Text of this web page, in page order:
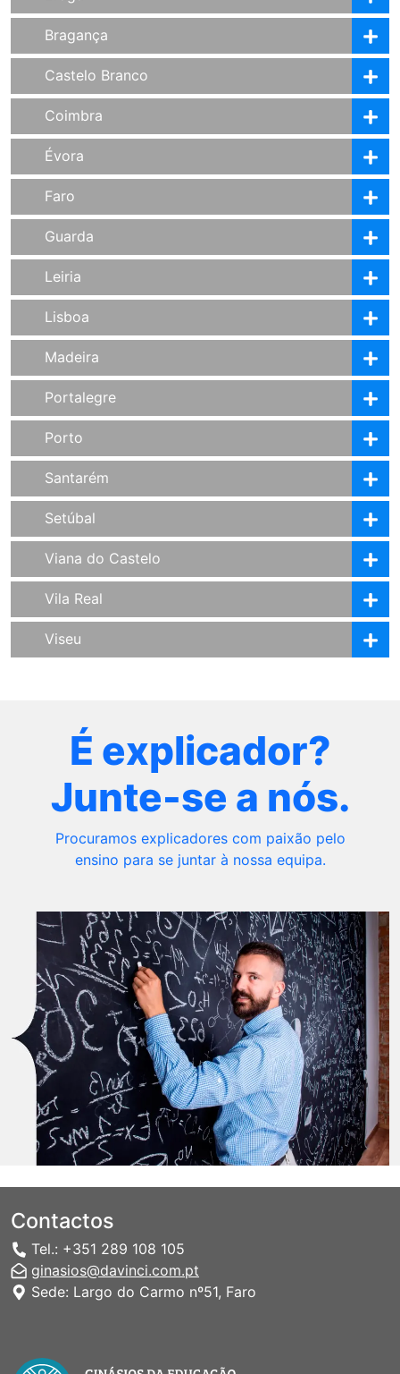
Bragança
Castelo Branco
Coimbra
Évora
Faro
Guarda
Leiria
Lisboa
Madeira
Portalegre
Porto
Santarém
Setúbal
Viana do Castelo
Vila Real
Viseu
É explicador?
Junte-se a nós.
Procuramos explicadores com paixão pelo
ensino para se juntar à nossa equipa.
Contactos
Tel.: +351 289 108 105
ginasios@davinci.com.pt
Sede: Largo do Carmo nº51, Faro